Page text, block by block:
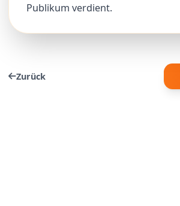
Publikum verdient.
Zurück